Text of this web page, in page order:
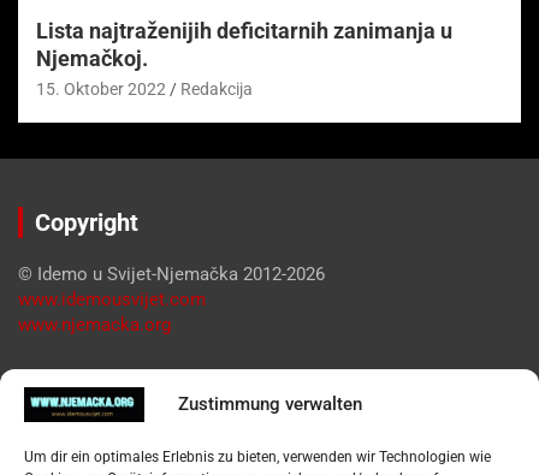
Zustimmung verwalten
Um dir ein optimales Erlebnis zu bieten, verwenden wir Technologien wie
Lista najtraženijih deficitarnih zanimanja u
Njemačkoj.
15. Oktober 2022 Redakcija
Copyright
© Idemo u Svijet-Njemačka 2012-2026
www.idemousvijet.com
www.njemacka.org
Pregled
Datenschutzerklärung